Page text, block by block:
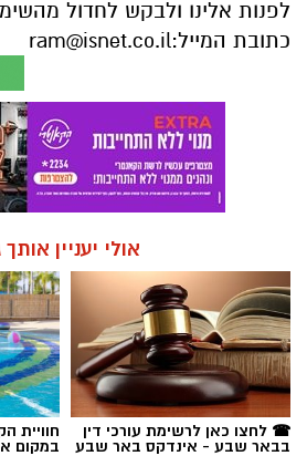
אולי יעניין
☎ לחצו כאן לרשימת עורכי דין
בבאר שבע - אינדקס באר שבע
נט
חוויית
במקום
החגים!)
חדשות